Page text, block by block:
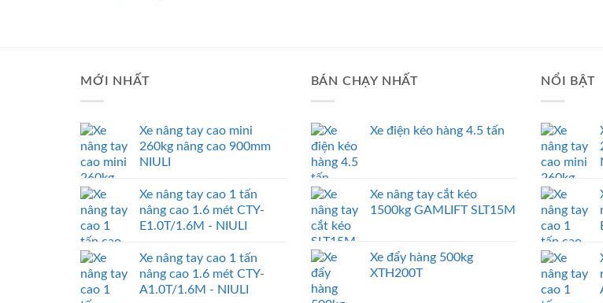
MỚI NHẤT
Xe nâng tay cao mini
260kg nâng cao 900mm
NIULI
Xe nâng tay cao 1 tấn
nâng cao 1.6 mét CTY-
E1.0T/1.6M - NIULI
Xe nâng tay cao 1 tấn
nâng cao 1.6 mét CTY-
A1.0T/1.6M - NIULI
BÁN CHẠY NHẤT
Xe điện kéo hàng 4.5 tấn
Xe nâng tay cắt kéo
1500kg GAMLIFT SLT15M
Xe đẩy hàng 500kg
XTH200T
NỔI BẬT